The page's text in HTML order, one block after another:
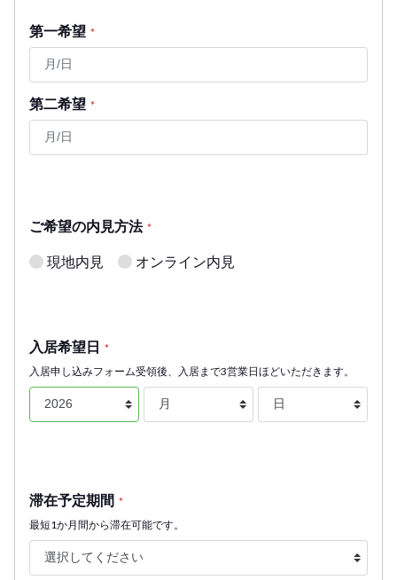
第一希望 *
第二希望 *
ご希望の内見方法 *
現地内見 オンライン内見
入居希望日 *
入居申し込みフォーム受領後、入居まで3営業日ほどいただきます。
滞在予定期間 *
最短1か月間から滞在可能です。